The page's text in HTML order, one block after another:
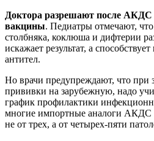
Доктора разрешают после АКДС
вакцины. Педиатры отмечают,
столбняка, коклюша и дифтерии
искажает результат, а
антител.
Но врачи предупреждают, что при
прививки на зарубежную, надо
график профилактики
многие импортные аналоги
не от трех, а от четырех-пяти